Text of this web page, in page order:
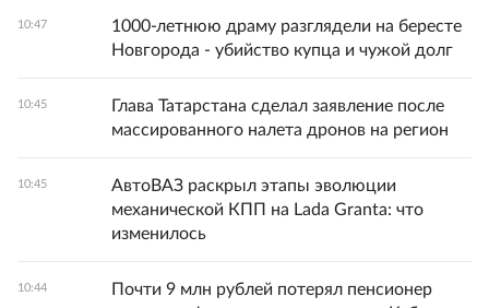
10:47
1000-летнюю драму разглядели на бересте
Новгорода - убийство купца и чужой долг
10:45
Глава Татарстана сделал заявление после
массированного налета дронов на регион
10:45
АвтоВАЗ раскрыл этапы эволюции
механической КПП на Lada Granta: что
изменилось
10:44
Почти 9 млн рублей потерял пенсионер